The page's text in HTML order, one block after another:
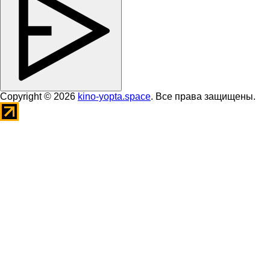
Copyright © 2026 kino-yopta.space. Все права защищены.